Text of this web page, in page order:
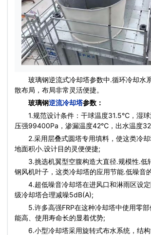
玻璃钢逆流式冷却塔参数中.循环冷却水
散布局，布局非常灵活便捷。
玻璃钢逆流冷却塔参数：
1.规范设计条件：干球温度31.5℃，湿
压强99400Pa，渗漏温度42℃，出水温度
2.采用层叠式圆塔专用填料，使这类冷却
地面积小.设计目的灵便便捷;
3.挑选机翼型空腹构造大直径.规模性.低
钢风机叶子，这类冷却塔的应用节能.低噪音
4.超低噪音冷却塔在进风口和淋雨区设定
级冷却塔合理减噪5dB(A);
5.许多高强FRP在这种冷却塔中使用零部
能高、使用寿命长的显着优势;
6.小型冷却塔采用旋转式布水系统，结构